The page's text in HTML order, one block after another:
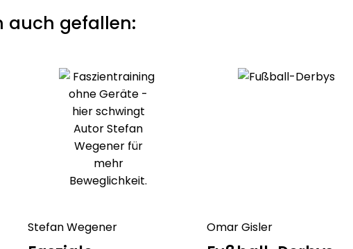
auch gefallen:
Stefan Wegener Omar Gisler